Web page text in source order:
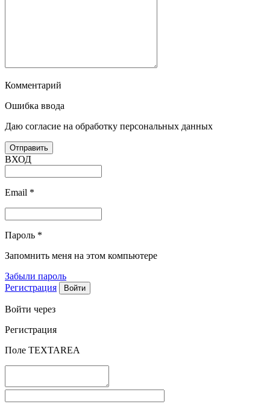
Комментарий
Ошибка ввода
Даю согласие на обработку персональных данных
ВХОД
Email *
Пароль *
Запомнить меня на этом компьютере
Забыли пароль
Регистрация
Войти через
Регистрация
Поле TEXTAREA